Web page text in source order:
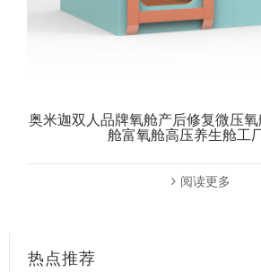
奥米迦双人品牌氧舱产后修复微压
舱富氧舱高压养生舱工
阅读更多
热点推荐